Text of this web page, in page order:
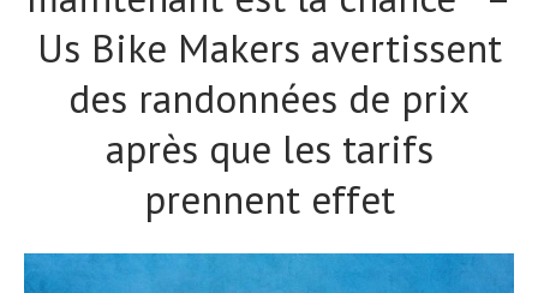
Us Bike Makers avertissent
des randonnées de prix
après que les tarifs
prennent effet